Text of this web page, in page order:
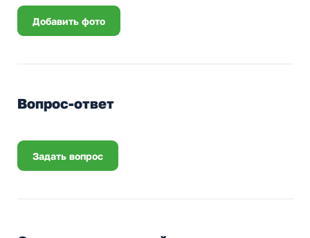
Добавить фото
Вопрос-ответ
Задать вопрос